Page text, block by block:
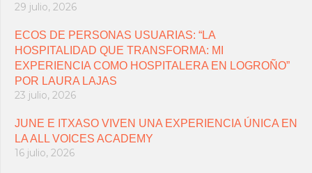
29 julio, 2026
ECOS DE PERSONAS USUARIAS: “LA
HOSPITALIDAD QUE TRANSFORMA: MI
EXPERIENCIA COMO HOSPITALERA EN LOGROÑO”
POR LAURA LAJAS
23 julio, 2026
JUNE E ITXASO VIVEN UNA EXPERIENCIA ÚNICA EN
LA ALL VOICES ACADEMY
16 julio, 2026